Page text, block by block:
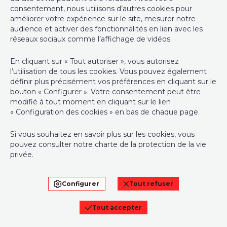
Equipement de base
Cuisine Oui
Chauffage (ind/coll) (type (ind/coll)) individuel
Ascenseur Oui
Double vitrage
Chauffage (type)
Type d'ascenseur
amer. super-équipée
consentement, nous utilisons d’autres cookies pour
améliorer votre expérience sur le site, mesurer notre
audience et activer des fonctionnalités en lien avec les
réseaux sociaux comme l’affichage de vidéos.
En cliquant sur « Tout autoriser », vous autorisez
l’utilisation de tous les cookies. Vous pouvez également
définir plus précisément vos préférences en cliquant sur le
bouton « Configurer ». Votre consentement peut être
modifié à tout moment en cliquant sur le lien
« Configuration des cookies » en bas de chaque page.
Si vous souhaitez en savoir plus sur les cookies, vous
pouvez consulter notre charte de la protection de la vie
privée.
Configurer Tout refuser
Tout accepter
info@immo-wauters.be
Responsable traitement des données et anti-blanchiment :
Vincent Wauters, administrateur agréé IPI sous le numéro 104
984 en Belgique - N° entreprise : TVA BE-0863.945.049
Instance de contrôle: Institut professionnel des agents
immobiliers, rue du Luxembourg 16B, 1000 Bruxelles (+32 2 505
38 50 - info@ipi.be) - Soumis au
code déontologique de l’ IPI
RC professionnelle et cautionnement via AXA Belgium SA,
Charte de la protection de la vie privée
Configuration des cookies